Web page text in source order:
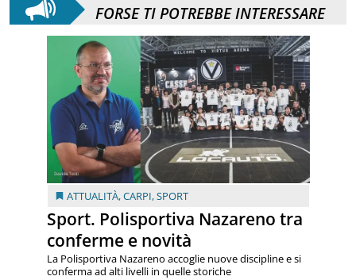
FORSE TI POTREBBE INTERESSARE
ATTUALITÀ,CARPI,SPORT
Sport. Polisportiva Nazareno tra
conferme e novità
La Polisportiva Nazareno accoglie nuove discipline e si
conferma ad alti livelli in quelle storiche